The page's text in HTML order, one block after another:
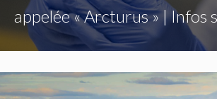
appelée « Arcturus » | Infos